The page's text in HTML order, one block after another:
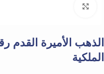
الذهب الأميرة القدم
الملكية